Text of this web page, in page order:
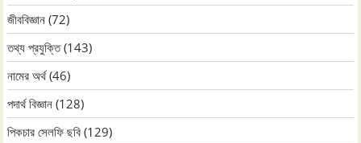
জীববিজ্ঞান (72)
তথ্য প্রযুক্তি(143)
নামের অর্থ(46)
পদার্থ বিজ্ঞান (128)
পিকচার সেলফি ছবি (129)